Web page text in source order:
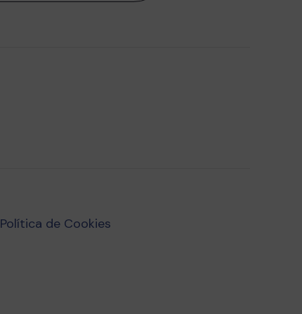
Política de Cookies